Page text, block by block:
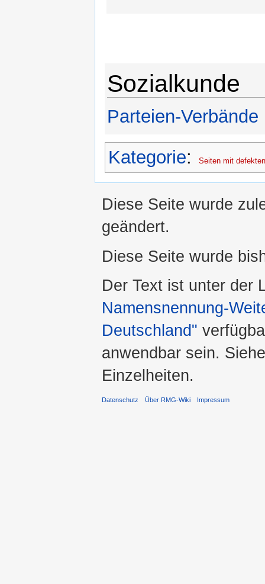
Sozialkunde
Parteien-Verbände
Kategorie: Seiten mit
Diese Seite wurde
geändert.
Diese Seite wurde
Der Text ist unter der
Namensnennung-
Deutschland"
anwendbar sein.
Einzelheiten.
Datenschutz Über RMG-Wiki Impressum